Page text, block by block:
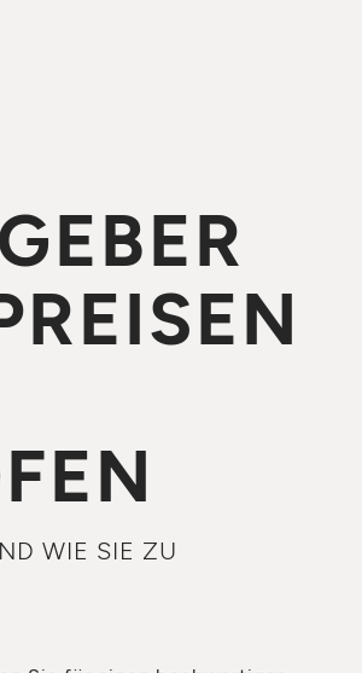
WIE SIE ZU